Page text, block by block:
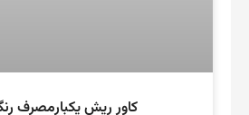
کاور ریش یکبارمصرف